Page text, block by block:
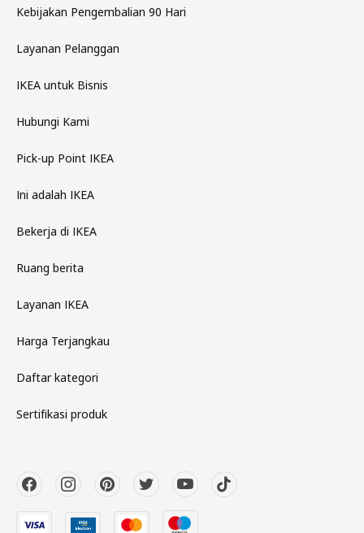
Kebijakan Pengembalian 90 Hari
Layanan Pelanggan
IKEA untuk Bisnis
Hubungi Kami
Pick-up Point IKEA
Ini adalah IKEA
Bekerja di IKEA
Ruang berita
Layanan IKEA
Harga Terjangkau
Daftar kategori
Sertifikasi produk